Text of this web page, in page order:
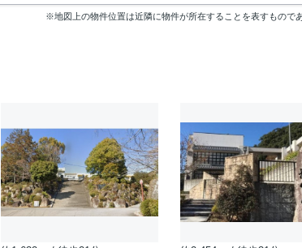
※地図上の物件位置は近隣に物件が所在することを表すもので